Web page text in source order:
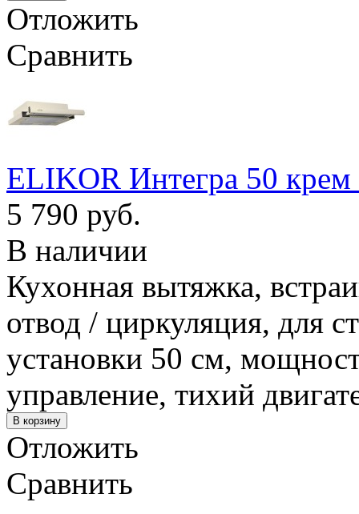
Отложить
Сравнить
ELIKOR Интегра 50
5 790 руб.
В наличии
Кухонная вытяжка,
отвод / циркуляция, для
установки 50 см,
управление, тихий
Отложить
Сравнить